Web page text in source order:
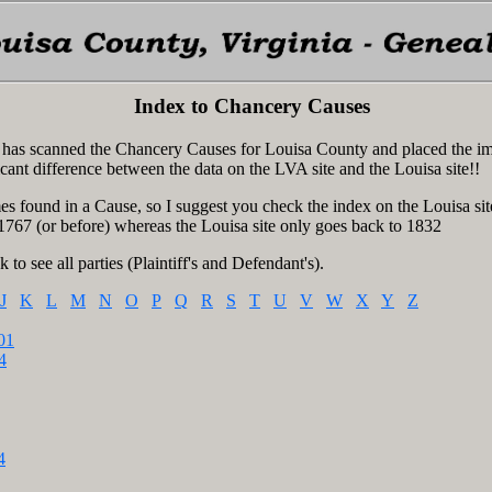
Index to Chancery Causes
scanned the Chancery Causes for Louisa County and placed the
difference between the data on the LVA site and the Louisa site!!
found in a Cause, so I suggest you check the index on the Louisa
(or before) whereas the Louisa site only goes back to 1832
to see all parties (Plaintiff's and Defendant's).
J K L M N O P Q R S T U V W X Y Z